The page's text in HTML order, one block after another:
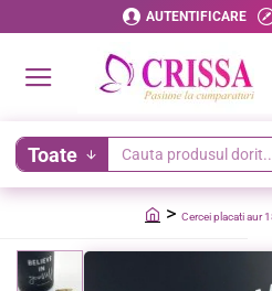
AUTENTIFICARE
Toate
Cauta
produsul
Cercei placati aur